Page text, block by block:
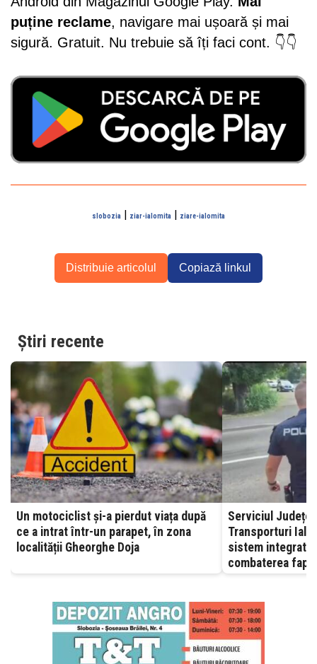
puține reclame, navigare mai ușoară și mai
sigură. Gratuit. Nu trebuie să îți faci cont. 👇👇
slobozia | ziar-ialomita | ziare-ialomita
Distribuie articolul Copiază linkul
Știri recente
Un motociclist și-a pierdut viața după
ce a intrat într-un parapet, în zona
localității Gheorghe Doja
Serviciul
Transporturi Ialomița –
sistem integrat,
combaterea